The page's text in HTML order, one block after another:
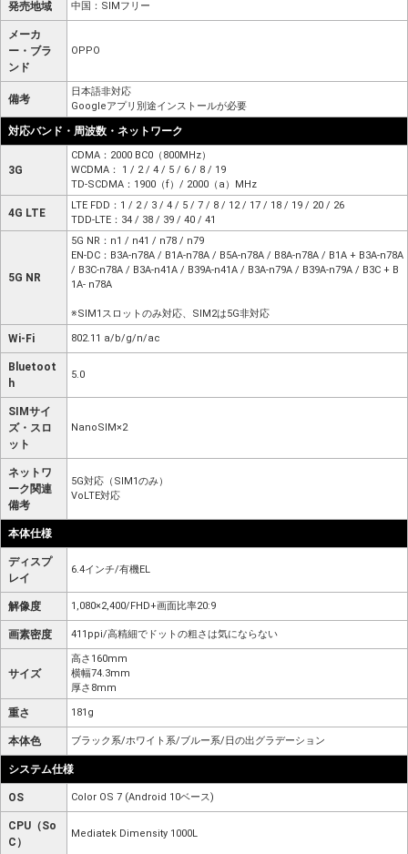
発売地域 中国：SIMフリー
メーカ
ー・ブラ
ンド
OPPO
備考
日本語非対応
Googleアプリ別途インストールが必要
対応バンド・周波数・ネットワーク
3G
CDMA：2000 BC0（800MHz）
WCDMA： 1 / 2 / 4 / 5 / 6 / 8 / 19
TD-SCDMA：1900（f）/ 2000（a）MHz
4G LTE
LTE FDD：1 / 2 / 3 / 4 / 5 / 7 / 8 / 12 / 17 / 18 / 19 / 20 / 26
TDD-LTE：34 / 38 / 39 / 40 / 41
5G NR
5G NR：n1 / n41 / n78 / n79
EN-DC：B3A-n78A / B1A-n78A / B5A-n78A / B8A-n78A / B1A + B3A-n78A
/ B3C-n78A / B3A-n41A / B39A-n41A / B3A-n79A / B39A-n79A / B3C + B
1A- n78A
※SIM1スロットのみ対応、SIM2は5G非対応
Wi-Fi 802.11 a/b/g/n/ac
Bluetoot
h
5.0
SIMサイ
ズ・スロ
ット
NanoSIM×2
ネットワ
ーク関連
備考
5G対応（SIM1のみ）
VoLTE対応
本体仕様
ディスプ
レイ
6.4インチ/有機EL
解像度 1,080×2,400/FHD+画面比率20:9
画素密度 411ppi/高精細でドットの粗さは気にならない
サイズ
高さ160mm
横幅74.3mm
厚さ8mm
重さ 181g
本体色 ブラック系/ホワイト系/ブルー系/日の出グラデーション
システム仕様
OS Color OS 7 (Android 10ベース)
CPU（So
C）
Mediatek Dimensity 1000L